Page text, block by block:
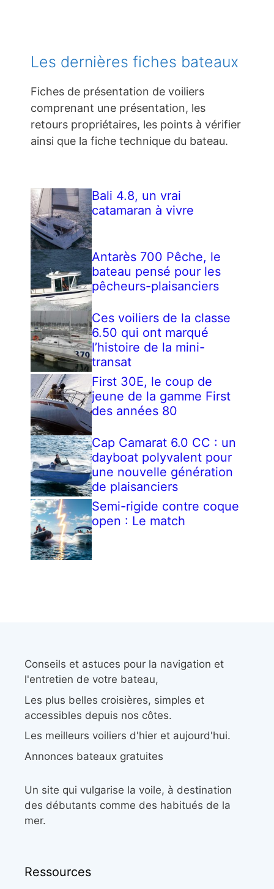
Les dernières fiches bateaux
Fiches de présentation de voiliers
comprenant une présentation, les
retours propriétaires, les points à vérifier
ainsi que la fiche technique du bateau.
Bali 4.8, un vrai
catamaran à vivre
Antarès 700 Pêche, le
bateau pensé pour les
pêcheurs-plaisanciers
Ces voiliers de la classe
6.50 qui ont marqué
l’histoire de la mini-
transat
First 30E, le coup de
jeune de la gamme First
des années 80
Cap Camarat 6.0 CC : un
dayboat polyvalent pour
une nouvelle génération
de plaisanciers
Semi-rigide contre coque
open : Le match
Conseils et astuces pour la navigation et
l'entretien de votre bateau,
Les plus belles croisières, simples et
accessibles depuis nos côtes.
Les meilleurs voiliers d'hier et aujourd'hui.
Annonces bateaux gratuites
Un site qui vulgarise la voile, à destination
des débutants comme des habitués de la
mer.
Ressources